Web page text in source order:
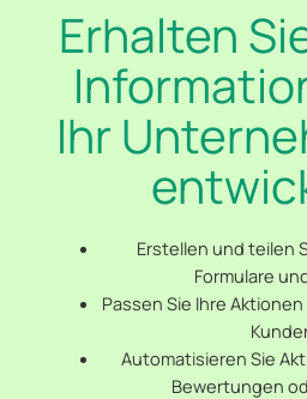
Erhalten
Ihr
Erstellen und teilen
Formulare
Passen Sie Ihre
Automatisieren Sie
Bewertungen